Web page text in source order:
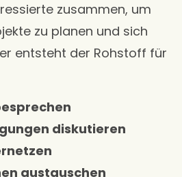
zusammen, um
zu planen und sich
entsteht der Rohstoff für
diskutieren
austauschen